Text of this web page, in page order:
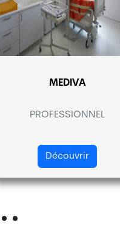
MEDIVA
PROFESSIONNEL
Découvrir